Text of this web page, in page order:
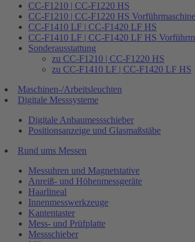
CC-F1210 | CC-F1220 HS
CC-F1210 | CC-F1220 HS
CC-F1410 LF | CC-F1420 LF HS
CC-F1410 LF | CC-F1420 LF HS
Sonderausstattung
zu CC-F1210 | CC-F1220 HS
zu CC-F1410 LF | CC-F1420 LF HS
Maschinen-/Arbeitsleuchten
Digitale Messsysteme
Digitale Anbaumessschieber
Positionsanzeige und Glasmaßstäbe
Rund ums Messen
Messuhren und Magnetstative
Anreiß- und Höhenmessgeräte
Haarlineal
Innenmesswerkzeuge
Kantentaster
Mess- und Prüfplatte
Messschieber